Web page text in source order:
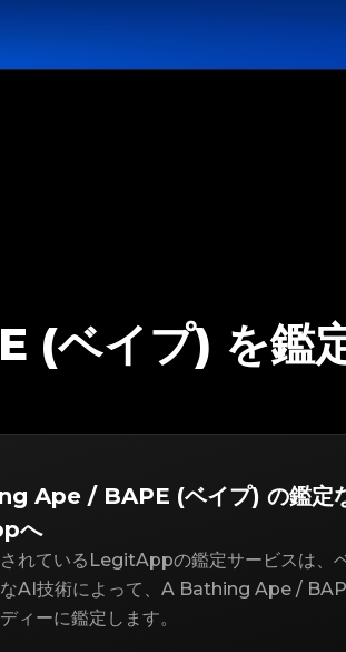
ベイプ) を鑑
Ape / BAPE (ベイプ) の鑑定
へ
れているLegitAppの鑑定サービスは、
AI技術によって、A Bathing Ape /
ィーに鑑定します。